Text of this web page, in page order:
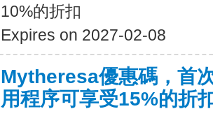
10%的折扣
Expires on 2027-02-08
Mytheresa優惠碼，首
用程序可享受15%的折